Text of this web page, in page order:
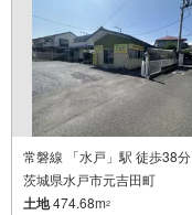
常磐線 「水戸」駅 徒歩38分
茨城県水戸市元吉田町
土地474.68m2